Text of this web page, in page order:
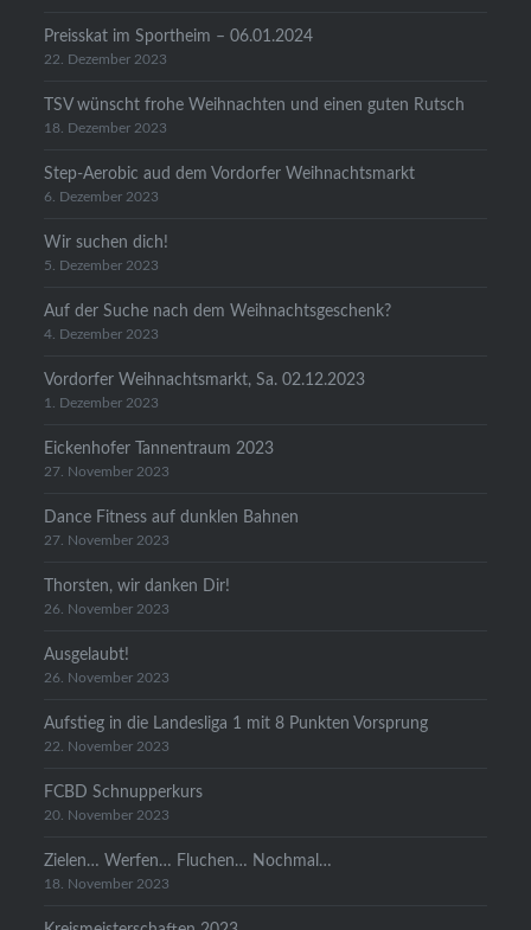
Preisskat im Sportheim – 06.01.2024
22. Dezember 2023
TSV wünscht frohe Weihnachten und einen guten Rutsch
18. Dezember 2023
Step-Aerobic aud dem Vordorfer Weihnachtsmarkt
6. Dezember 2023
Wir suchen dich!
5. Dezember 2023
Auf der Suche nach dem Weihnachtsgeschenk?
4. Dezember 2023
Vordorfer Weihnachtsmarkt, Sa. 02.12.2023
1. Dezember 2023
Eickenhofer Tannentraum 2023
27. November 2023
Dance Fitness auf dunklen Bahnen
27. November 2023
Thorsten, wir danken Dir!
26. November 2023
Ausgelaubt!
26. November 2023
Aufstieg in die Landesliga 1 mit 8 Punkten Vorsprung
22. November 2023
FCBD Schnupperkurs
20. November 2023
Zielen… Werfen… Fluchen… Nochmal…
18. November 2023